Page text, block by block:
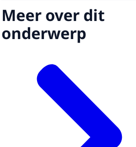
Meer over dit
onderwerp